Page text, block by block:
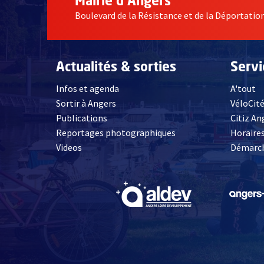
Boulevard de la Résistance et de la Déportation
Actualités & sorties
Infos et agenda
Sortir à Angers
Publications
Reportages photographiques
Videos, Ouvre une nouvelle fenêtre
A'tout
VéloCité
Citiz
, Ouvre une